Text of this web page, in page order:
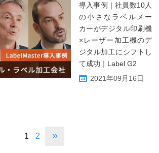
導入事例｜社員数10人
の小さなラベルメー
カーがデジタル印刷機
×レーザー加工機のデ
ジタル加工にシフトし
て成功｜Label G2
2021年09月16日
1 2 »